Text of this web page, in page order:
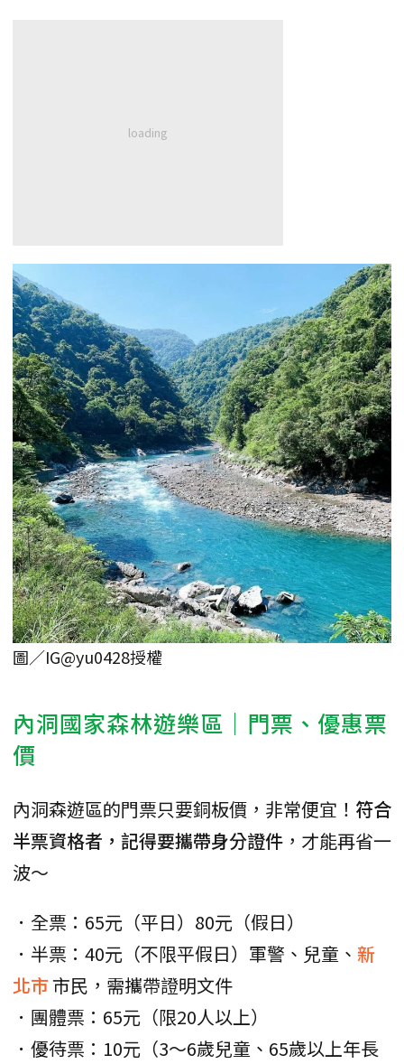
圖／IG@yu0428授權
內洞國家森林遊樂區｜門票、優惠票
價
內洞森遊區的門票只要銅板價，非常便宜！ 符合
半票資格者，記得要攜帶身分證件 ，才能再省一
波～
．全票：65元（平日）80元（假日）
．半票：40元（不限平假日）軍警、兒童、 新
北市市民，需攜帶證明文件
．團體票：65元（限20人以上）
．優待票：10元（3～6歲兒童、65歲以上年長